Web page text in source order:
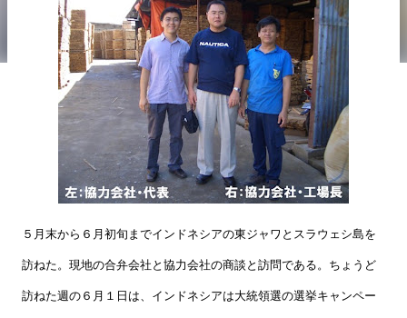
５月末から６月初旬までインドネシアの東ジャワとスラウェシ島を
訪ねた。現地の合弁会社と協力会社の商談と訪問である。ちょうど
訪ねた週の６月１日は、インドネシアは大統領選の選挙キャンペー